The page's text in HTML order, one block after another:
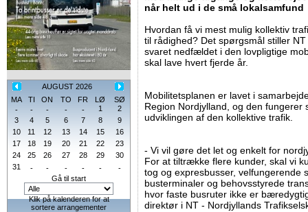
AUGUST 2026
MA
TI ON TO FR LØ
SØ
-
- - - - 1
2
3
4 5 6 7 8
9
10
11 12 13 14 15
16
17
18 19 20 21 22
23
24
25 26 27 28 29
30
31
- - - - -
-
Gå til start
Klik på kalenderen for at
sortere arrangementer
når helt ud i de små lokalsamfund
Hvordan få vi mest mulig kollektiv
til rådighed? Det spørgsmål stiller
svaret nedfældet i den lovpligtige
skal lave hvert fjerde år.
Mobilitetsplanen er lavet i
Region Nordjylland, og den
udviklingen af den kollektive trafik.
- Vi vil gøre det let og enkelt for
For at tiltrække flere kunder, skal vi
tog og expresbusser, velfungerende
busterminaler og behovsstyrede
hvor faste busruter ikke er
direktør i NT - Nordjyllands